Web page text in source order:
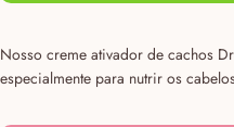
Nosso creme ativador de cachos
especialmente para nutrir os